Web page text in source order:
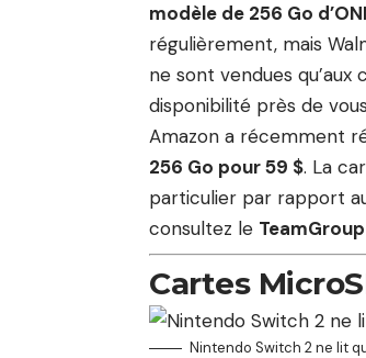
modèle de 256 Go
régulièrement, mais
ne sont vendues
disponibilité près de
Amazon a récemment
256 Go pour 59 $. La
particulier par rapport
consultez le
Cartes
Nintendo Switch 2 ne lit